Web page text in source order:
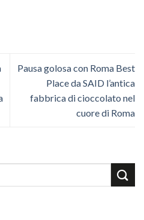
Pausa golosa con Roma Best
Place da SAID l’antica
fabbrica di cioccolato nel
cuore di Roma